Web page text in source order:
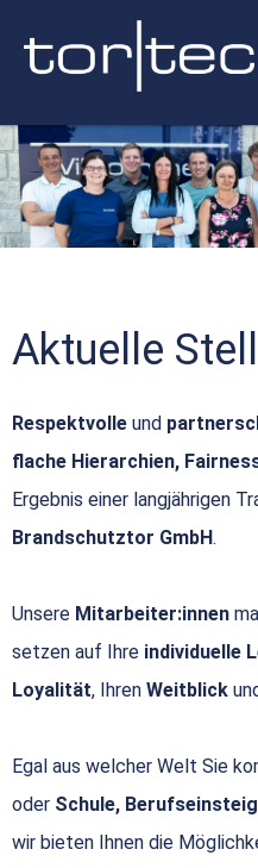
Aktuelle
Respektvolle und
flache Hierarchien,
Ergebnis einer langjährigen
Brandschutztor GmbH.
Unsere Mitarbeiter:innen
setzen auf Ihre individuelle
Loyalität, Ihren Weitblick
Egal aus welcher Welt Sie
oder Schule,
wir bieten Ihnen die